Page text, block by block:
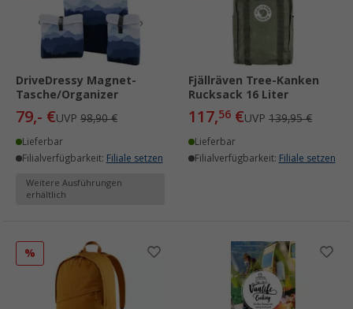
DriveDressy Magnet-
Tasche/Organizer
79,- €UVP 98,90 €
Lieferbar
Filialverfügbarkeit: Filiale setzen
Weitere Ausführungen
erhältlich
Fjällräven Tree-Kanken
Rucksack 16 Liter
117,56 €UVP 139,95 €
Lieferbar
Filialverfügbarkeit: Filiale setzen
%